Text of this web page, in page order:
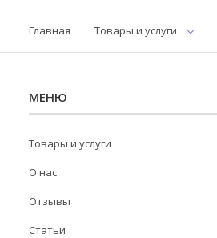
Главная Товары и услуги
Товары и услуги
О нас
Отзывы
Статьи